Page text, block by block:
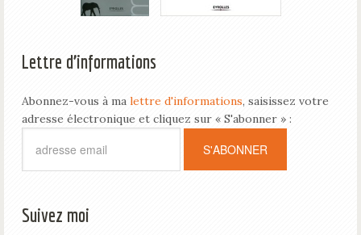
Lettre d’informations
Abonnez-vous à ma lettre d'informations, saisissez votre
adresse électronique et cliquez sur « S'abonner » :
Suivez moi